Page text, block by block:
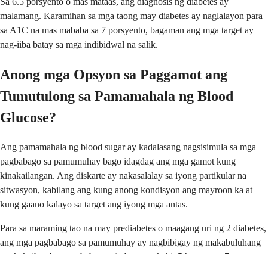
malamang. Karamihan sa mga taong may diabetes ay naglalayon para
sa A1C na mas mababa sa 7 porsyento, bagaman ang mga target ay
nag-iiba batay sa mga indibidwal na salik.
Anong mga Opsyon sa Paggamot ang
Tumutulong sa Pamamahala ng Blood
Glucose?
Ang pamamahala ng blood sugar ay kadalasang nagsisimula sa mga
pagbabago sa pamumuhay bago idagdag ang mga gamot kung
kinakailangan. Ang diskarte ay nakasalalay sa iyong partikular na
sitwasyon, kabilang ang kung anong kondisyon ang mayroon ka at
kung gaano kalayo sa target ang iyong mga antas.
Para sa maraming tao na may prediabetes o maagang uri ng 2 diabetes,
ang mga pagbabago sa pamumuhay ay nagbibigay ng makabuluhang